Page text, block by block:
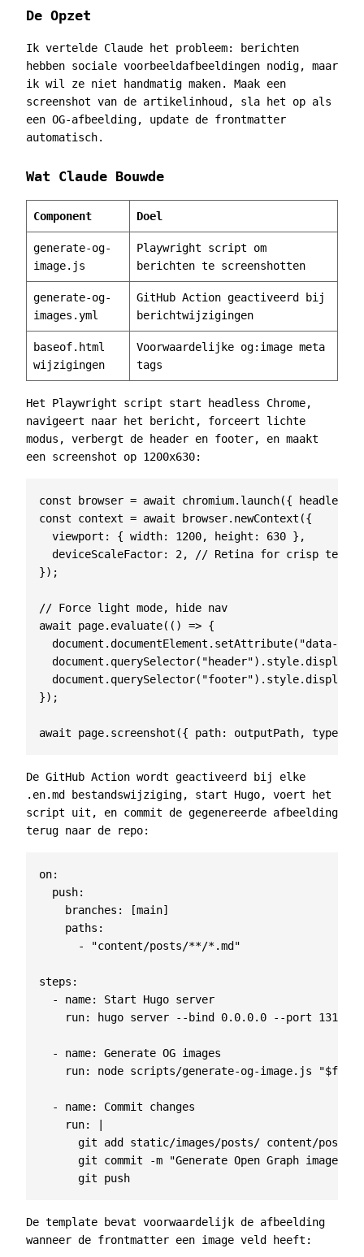
De Opzet
Ik vertelde Claude het probleem: berichten
hebben sociale voorbeeldafbeeldingen nodig, maar
ik wil ze niet handmatig maken. Maak een
screenshot van de artikelinhoud, sla het op als
een OG-afbeelding, update de frontmatter
automatisch.
Wat Claude Bouwde
Component Doel
generate-og-
image.js
Playwright script om
berichten te screenshotten
generate-og-
images.yml
GitHub Action geactiveerd bij
berichtwijzigingen
baseof.html
wijzigingen
Voorwaardelijke og:image meta
tags
Het Playwright script start headless Chrome,
navigeert naar het bericht, forceert lichte
modus, verbergt de header en footer, en maakt
een screenshot op 1200x630:
const browser = await chromium. launch({ headless
const
context = await browser. newContext ({
viewport : { width: 1200, height : 630 },
deviceScaleFactor: 2,
});
await
page. evaluate(() => {
document .documentElement . setAttribute( "data-
document . querySelector( "header"). style.display
document . querySelector( "footer"). style.display
});
await page. screenshot ({ path: outputPath, type
De GitHub Action wordt geactiveerd bij elke
.en.md
bestandswijziging, start Hugo, voert het
script uit, en commit de gegenereerde afbeelding
terug naar de repo:
on:
push:
branches : [main]
paths :
-
"content/posts/**/*.md"
steps :
- name:
Start Hugo server
run: hugo server --bind 0.0.0.0 --port 1313 &
- name:
Generate OG images
run: node scripts/generate-og-image.js "$file"
- name:
Commit changes
run:
      git push
De template bevat voorwaardelijk de afbeelding
wanneer de frontmatter een image veld heeft: